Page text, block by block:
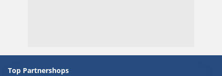
Top Partnershops